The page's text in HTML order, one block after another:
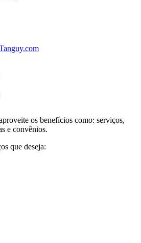
os benefícios como: serviços,
e convênios.
que deseja: